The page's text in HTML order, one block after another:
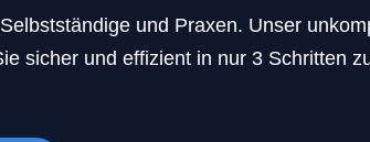
und Praxen. Unser
sicher und effizient in nur 3 Schritten